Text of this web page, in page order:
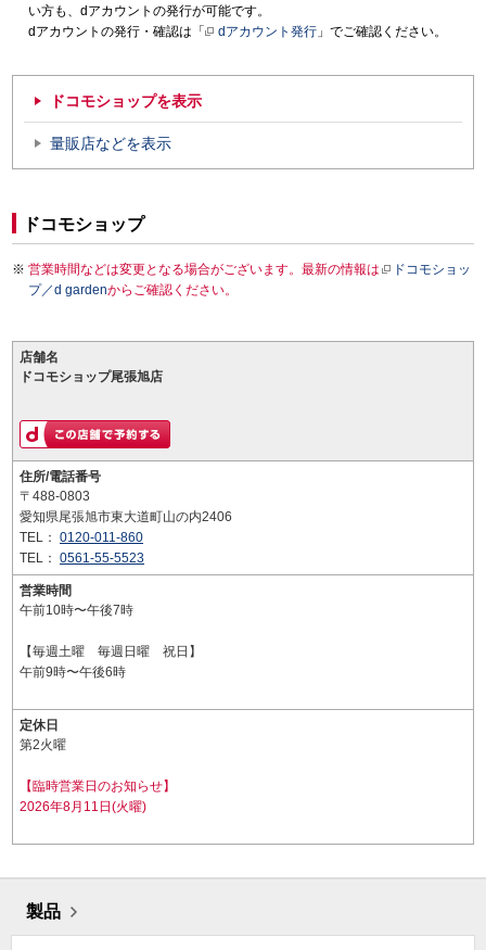
い方も、dアカウントの発行が可能です。
dアカウントの発行・確認は「
dアカウント発行 」でご確認ください。
ドコモショップを表示
量販店などを表示
ドコモショップ
営業時間などは変更となる場合がございます。最新の情報は
ドコモショッ
プ／d gardenからご確認ください。
店舗名
ドコモショップ尾張旭店
住所/電話番号
〒488-0803
愛知県尾張旭市東大道町山の内2406
TEL： 0120-011-860
TEL： 0561-55-5523
営業時間
午前10時〜午後7時
【毎週土曜 毎週日曜 祝日】
午前9時〜午後6時
定休日
第2火曜
【臨時営業日のお知らせ】
2026年8月11日(火曜)
製品